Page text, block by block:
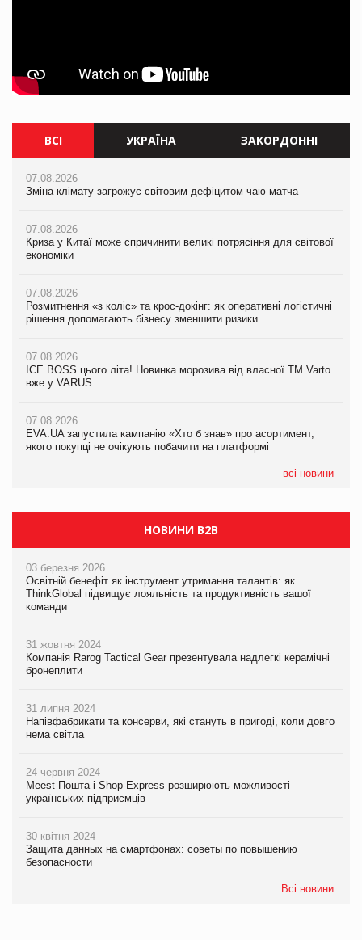
ВСІ УКРАЇНА ЗАКОРДОННІ
07.08.2026
Зміна клімату загрожує світовим дефіцитом чаю матча
07.08.2026
Криза у Китаї може спричинити великі потрясіння для світової
економіки
07.08.2026
Розмитнення «з коліс» та крос-докінг: як оперативні логістичні
рішення допомагають бізнесу зменшити ризики
07.08.2026
ICE BOSS цього літа! Новинка морозива від власної ТМ Varto
вже у VARUS
07.08.2026
EVA.UA запустила кампанію «Хто б знав» про асортимент,
якого покупці не очікують побачити на платформі
всі новини
07.08.2026
Зміна клімату загрожує світовим дефіцитом чаю матча
07.08.2026
Криза у Китаї може спричинити великі потрясіння для світової
економіки
07.08.2026
Розмитнення «з коліс» та крос-докінг: як оперативні логістичні
рішення допомагають бізнесу зменшити ризики
07.08.2026
ICE BOSS цього літа! Новинка морозива від власної ТМ Varto
вже у VARUS
07.08.2026
EVA.UA запустила кампанію «Хто б знав» про асортимент,
якого покупці не очікують побачити на платформі
07.08.2026
Зміна клімату загрожує світовим дефіцитом чаю матча
07.08.2026
Криза у Китаї може спричинити великі потрясіння для світової
економіки
07.08.2026
Kraft Heinz скоротила збиток у першому півріччі
Продажі Hugo Boss впали на 9%
НОВИНИ B2B
03 березня 2026
Освітній бенефіт як інструмент утримання талантів: як
ThinkGlobal підвищує лояльність та продуктивність вашої
команди
31 жовтня 2024
Компанія Rarog Tactical Gear презентувала надлегкі керамічні
бронеплити
31 липня 2024
Напівфабрикати та консерви, які стануть в пригоді, коли довго
нема світла
24 червня 2024
Meest Пошта і Shop-Express розширюють можливості
українських підприємців
30 квітня 2024
Защита данных на смартфонах: советы по повышению
безопасности
Всі новини